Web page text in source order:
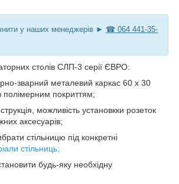
у наших менеджерів ► ☎ 064 441-35-
столів СЛП-3 серії ЄВРО:
зварний металевий каркас 60 х 30
покриттям;
можливість установкки розеток
аксесуарів;
стільницю під конкретні
стільниць;
будь-яку необхідну